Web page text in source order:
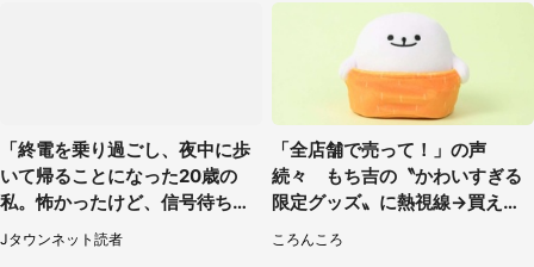
「終電を乗り過ごし、夜中に歩
いて帰ることになった20歳の
私。怖かったけど、信号待ちの
車に道を尋ねたら...」（埼玉
県・60代女性）
Jタウンネット読者
「全店舗で売って！」の声
続々 もち吉の〝かわいすぎる
限定グッズ〟に熱視線→買える
ころんころ